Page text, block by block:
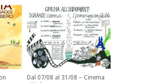
Dal 07/08 al 31/08 – Cinema